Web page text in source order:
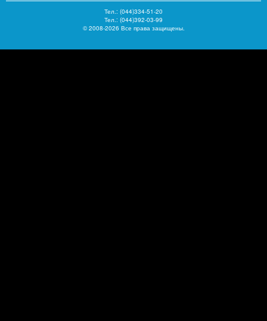
Тел.: (044)334-51-20
Тел.: (044)392-03-99
© 2008-2026 Все права защищены.